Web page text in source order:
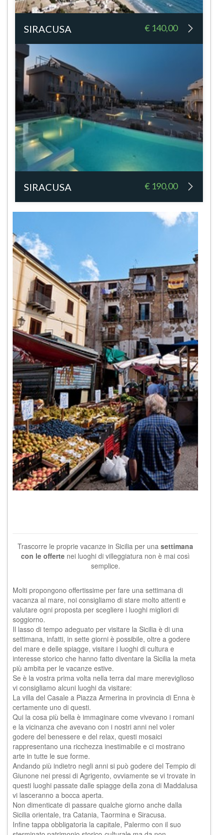
SIRACUSA € 140,00
SIRACUSA € 190,00
Trascorre le proprie vacanze in Sicilia per una settimana
con le offerte nei luoghi di villeggiatura non è mai così
semplice.
Molti propongono offertissime per fare una settimana di
vacanza al mare, noi consigliamo di stare molto attenti e
valutare ogni proposta per scegliere i luoghi migliori di
soggiorno.
Il lasso di tempo adeguato per visitare la Sicilia è di una
settimana, infatti, in sette giorni è possibile, oltre a godere
del mare e delle spiagge, visitare i luoghi di cultura e
interesse storico che hanno fatto diventare la Sicilia la meta
più ambita per le vacanze estive.
Se è la vostra prima volta nella terra dal mare mereviglioso
vi consigliamo alcuni luoghi da visitare:
La villa del Casale a Piazza Armerina in provincia di Enna è
certamente uno di questi.
Qui la cosa più bella è immaginare come vivevano i romani
e la vicinanza che avevano con i nostri anni nel voler
godere del benessere e del relax, questi mosaici
rappresentano una ricchezza inestimabile e ci mostrano
arte in tutte le sue forme.
Andando più indietro negli anni si può godere del Tempio di
Giunone nei pressi di Agrigento, ovviamente se vi trovate in
questi luoghi passate dalle spiagge della zona di Maddalusa
vi lasceranno a bocca aperta.
Non dimenticate di passare qualche giorno anche dalla
Sicilia orientale, tra Catania, Taormina e Siracusa.
Infine tappa obbligatoria la capitale, Palermo con il suo